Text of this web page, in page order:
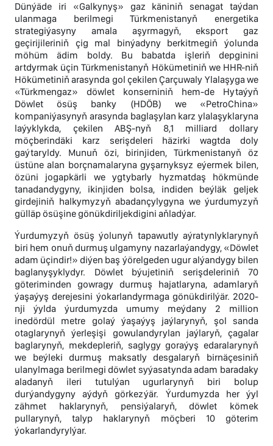
Dünýäde iri «Galkynyş» gaz käniniň senagat taýdan
ulanmaga berilmegi Türkmenistanyň energetika
strategiýasyny amala aşyrmagyň, eksport gaz
geçirijileriniň çig mal binýadyny berkitmegiň ýolunda
möhüm ädim boldy. Bu babatda işleriň depginini
artdyrmak üçin Türkmenistanyň Hökümetiniň we HHR-niň
Hökümetiniň arasynda gol çekilen Çarçuwaly Ylalaşyga we
«Türkmengaz» döwlet konserniniň hem-de Hytaýyň
Döwlet ösüş banky (HDÖB) we «PetroChina»
kompaniýasynyň arasynda baglaşylan karz ylalaşyklaryna
laýyklykda, çekilen ABŞ-nyň 8,1 milliard dollary
möçberindäki karz serişdeleri häzirki wagtda doly
gaýtaryldy. Munuň özi, birinjiden, Türkmenistanyň öz
üstüne alan borçnamalaryna gyşarnyksyz eýermek bilen,
özüni jogapkärli we ygtybarly hyzmatdaş hökmünde
tanadandygyny, ikinjiden bolsa, indiden beýläk geljek
girdejiniň halkymyzyň abadançylygyna we ýurdumyzyň
gülläp ösüşine gönükdiriljekdigini aňladýar.
Ýurdumyzyň ösüş ýolunyň tapawutly aýratynlyklarynyň
biri hem onuň durmuş ulgamyny nazarlaýandygy, «Döwlet
adam üçindir!» diýen baş ýörelgeden ugur alýandygy bilen
baglanyşyklydyr. Döwlet býujetiniň serişdeleriniň 70
göteriminden gowragy durmuş hajatlaryna, adamlaryň
ýaşaýyş derejesini ýokarlandyrmaga gönükdirilýär. 2020-
nji ýylda ýurdumyzda umumy meýdany 2 million
inedördül metre golaý ýaşaýyş jaýlarynyň, şol sanda
otaglarynyň ýerleşişi gowulandyrylan jaýlaryň, çagalar
baglarynyň, mekdepleriň, saglygy goraýyş edaralarynyň
we beýleki durmuş maksatly desgalaryň birnäçesiniň
ulanylmaga berilmegi döwlet syýasatynda adam baradaky
aladanyň ileri tutulýan ugurlarynyň biri bolup
durýandygyny aýdyň görkezýär. Ýurdumyzda her ýyl
zähmet haklarynyň, pensiýalaryň, döwlet kömek
pullarynyň, talyp haklarynyň möçberi 10 göterim
ýokarlandyrylýar.